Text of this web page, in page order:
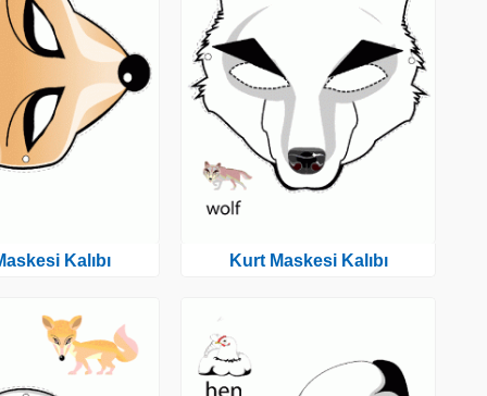
Kalıbı Kurt Maskesi Kalıbı